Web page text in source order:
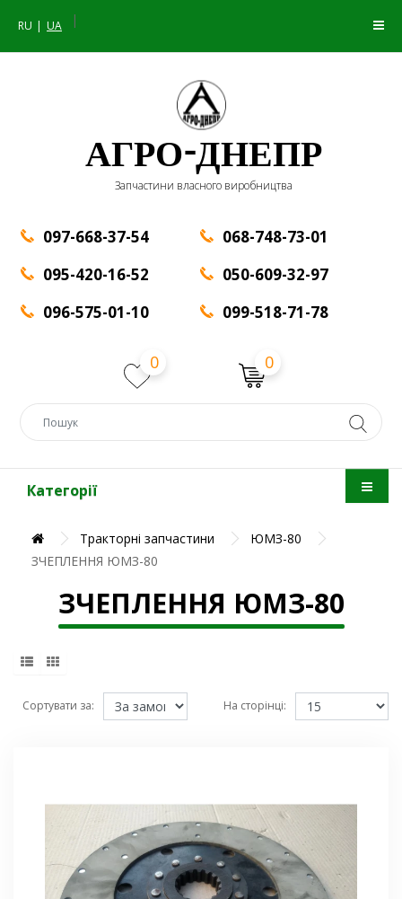
RU UA |
АГРО-ДНЕПР
Запчастини власного виробництва
097-668-37-54
095-420-16-52
096-575-01-10
068-748-73-01
050-609-32-97
099-518-71-78
0 0
Категорії
Тракторні запчастини
ЮМЗ-80
ЗЧЕПЛЕННЯ ЮМЗ-80
ЗЧЕПЛЕННЯ ЮМЗ-80
Сортувати за: На сторінці: